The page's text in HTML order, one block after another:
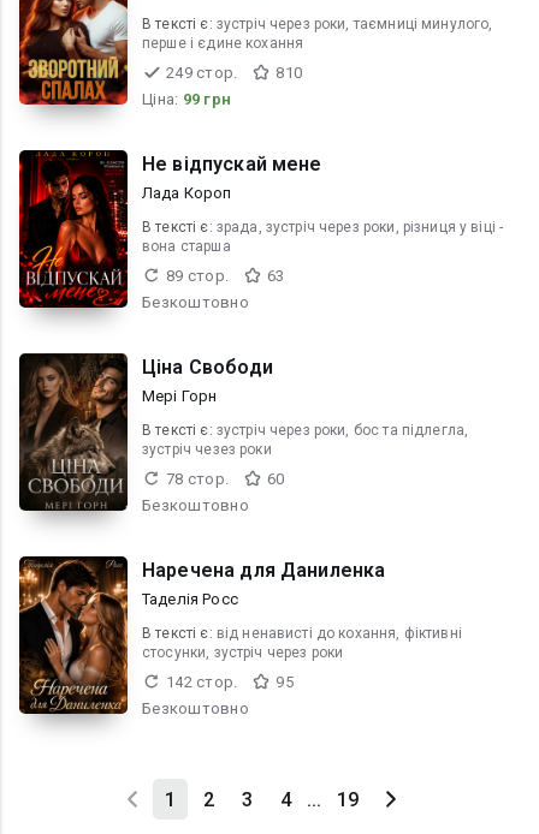
В текcті є: зустріч через роки, таємниці минулого,
перше і єдине кохання
249 стор.
810
Ціна: 99 грн
Не відпускай мене
Лада Короп
В текcті є: зрада, зустріч через роки, різниця у віці -
вона старша
89 стор.
63
Безкоштовно
Ціна Свободи
Мері Горн
В текcті є: зустріч через роки, бос та підлегла,
зустріч чезез роки
78 стор.
60
Безкоштовно
Наречена для Даниленка
Таделія Росс
В текcті є: від ненависті до кохання, фіктивні
стосунки, зустріч через роки
142 стор.
95
Безкоштовно
1 2 3 4 ... 19